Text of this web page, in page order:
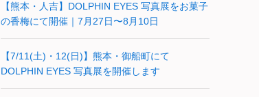
【熊本・人吉】DOLPHIN EYES 写真展をお菓子
の香梅にて開催｜7月27日〜8月10日
【7/11(土)・12(日)】熊本・御船町にて
DOLPHIN EYES 写真展を開催します